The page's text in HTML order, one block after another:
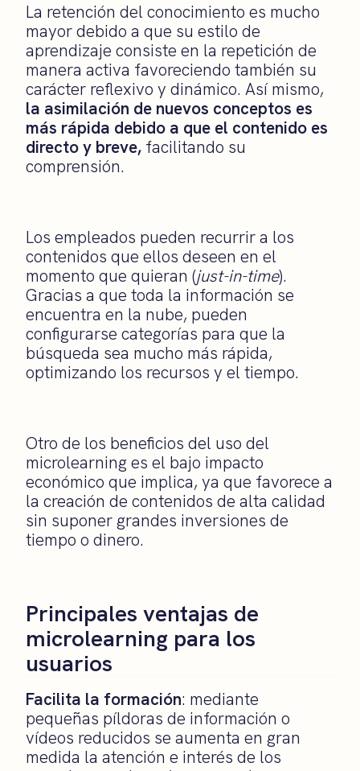
La retención del conocimiento es mucho
mayor debido a que su estilo de
aprendizaje consiste en la repetición de
manera activa favoreciendo también su
carácter reflexivo y dinámico. Así mismo,
la asimilación de nuevos conceptos es
más rápida debido a que el contenido es
directo y breve, facilitando su
comprensión.
Los empleados pueden recurrir a los
contenidos que ellos deseen en el
momento que quieran (just-in-time).
Gracias a que toda la información se
encuentra en la nube, pueden
configurarse categorías para que la
búsqueda sea mucho más rápida,
optimizando los recursos y el tiempo.
Otro de los beneficios del uso del
microlearning es el bajo impacto
económico que implica, ya que favorece a
la creación de contenidos de alta calidad
sin suponer grandes inversiones de
tiempo o dinero.
Principales ventajas de
microlearning para los
usuarios
Facilita la formación: mediante
pequeñas píldoras de información o
vídeos reducidos se aumenta en gran
medida la atención e interés de los